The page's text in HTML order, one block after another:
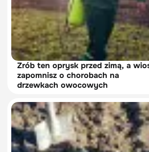
Zrób ten oprysk przed zimą, a
zapomnisz o chorobach na
drzewkach owocowych